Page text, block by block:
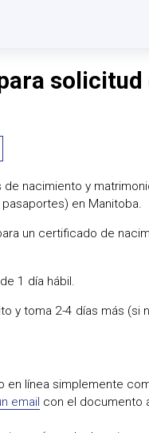
nacimiento y
en Manitoba.
un certificado de
1 día hábil.
y toma 2-4 días más
en línea simplemente
email con el documento